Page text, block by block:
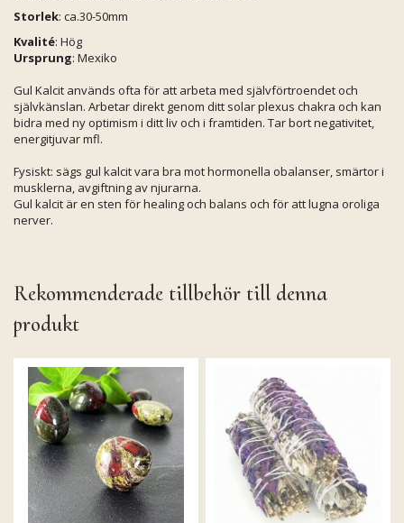
Storlek: ca.30-50mm
Kvalité: Hög
Ursprung: Mexiko
Gul Kalcit används ofta för att arbeta med självförtroendet och
självkänslan. Arbetar direkt genom ditt solar plexus chakra och kan
bidra med ny optimism i ditt liv och i framtiden. Tar bort negativitet,
energitjuvar mfl.
Fysiskt: sägs gul kalcit vara bra mot hormonella obalanser, smärtor i
musklerna, avgiftning av njurarna.
Gul kalcit är en sten för healing och balans och för att lugna oroliga
nerver.
Rekommenderade tillbehör till denna
produkt